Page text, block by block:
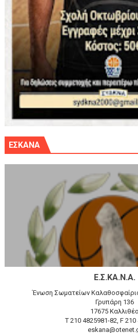
ΕΣΚΑΝΑ
Ε.Σ.ΚΑ.Ν.Α.
Ένωση Σωματείων
Γρυπάρη 136
17675
T 210 4825981-82, F 210